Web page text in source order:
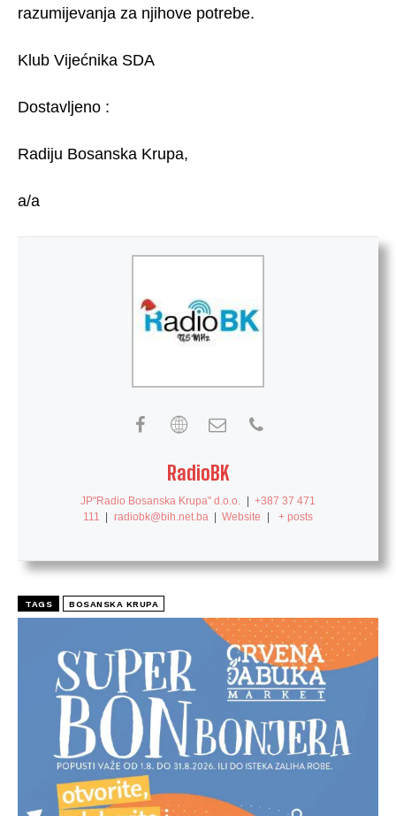
razumijevanja za njihove potrebe.
Klub Vijećnika SDA
Dostavljeno :
Radiju Bosanska Krupa,
a/a
RadioBK
JP"Radio Bosanska Krupa" d.o.o. | +387 37 471
111
| radiobk@bih.net.ba | Website | + posts
TAGS BOSANSKA KRUPA